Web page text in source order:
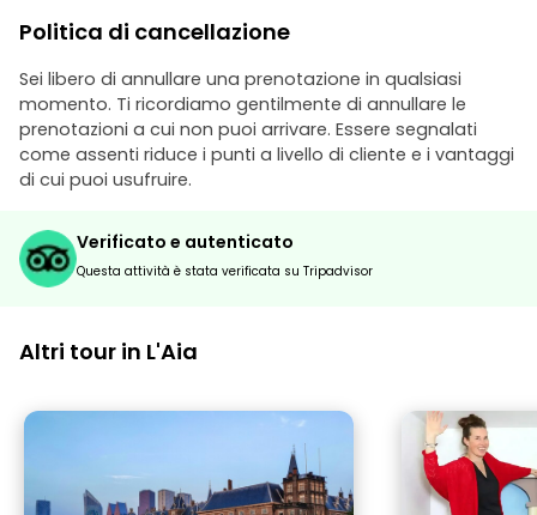
Politica di cancellazione
Sei libero di annullare una prenotazione in qualsiasi
momento. Ti ricordiamo gentilmente di annullare le
prenotazioni a cui non puoi arrivare. Essere segnalati
come assenti riduce i punti a livello di cliente e i vantaggi
di cui puoi usufruire.
Verificato e autenticato
Questa attività è stata verificata su Tripadvisor
Altri tour in L'Aia